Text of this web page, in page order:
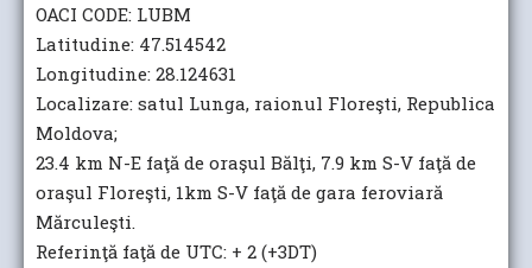
OACI CODE: LUBM
Latitudine: 47.514542
Longitudine: 28.124631
Localizare: satul Lunga, raionul Floreşti, Republica
Moldova;
23.4 km N-E faţă de oraşul Bălţi, 7.9 km S-V faţă de
oraşul Floreşti, 1km S-V faţă de gara feroviară
Mărculeşti.
Referinţă faţă de UTC: + 2 (+3DT)